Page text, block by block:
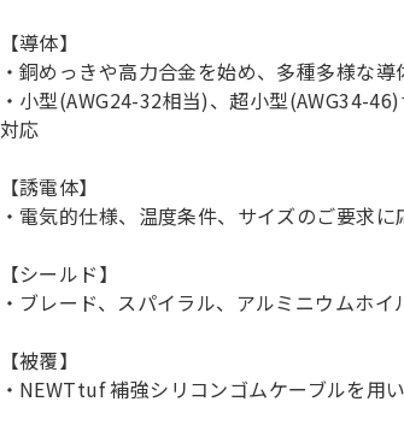
【導体】
・銅めっきや高力合金を始め、多種多様な
・小型(AWG24-32相当)、超小型(AWG34-
対応
【誘電体】
・電気的仕様、温度条件、サイズのご要求に
【シールド】
・ブレード、スパイラル、アルミニウムホ
【被覆】
・NEWTtuf 補強シリコンゴムケーブルを用